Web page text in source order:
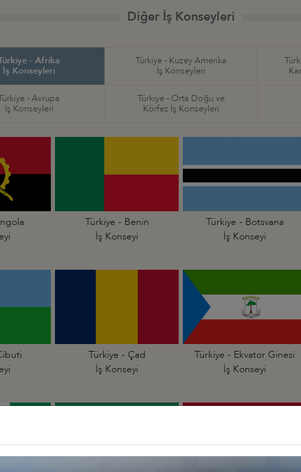
Diğer İş Konseyleri
- Afrika
İş Konseyleri
Türkiye - Kuzey Amerika
İş Konseyleri
- Avrupa
İş Konseyleri
Türkiye - Orta Doğu ve
Körfez İş Konseyleri
Türkiye - Benin
İş Konseyi
Türkiye - Botsvana
İş Konseyi
Türkiye - Çad
İş Konseyi
Türkiye - Ekvator Ginesi
İş Konseyi